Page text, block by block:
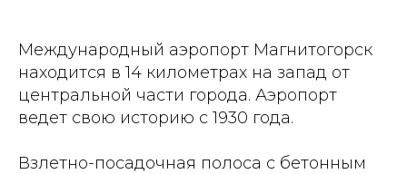
Международный аэропорт Магнитогорск
находится в 14 километрах на запад от
центральной части города. Аэропорт
ведет свою историю с 1930 года.
Взлетно-посадочная полоса с бетонным